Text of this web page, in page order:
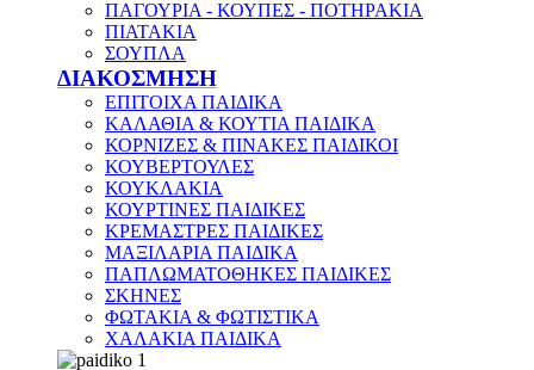
ΠΑΓΟΥΡΙΑ - ΚΟΥΠΕΣ - ΠΟΤΗΡΑΚΙΑ
ΠΙΑΤΑΚΙΑ
ΣΟΥΠΛΑ
ΔΙΑΚΟΣΜΗΣΗ
ΕΠΙΤΟΙΧΑ ΠΑΙΔΙΚΑ
ΚΑΛΑΘΙΑ & ΚΟΥΤΙΑ ΠΑΙΔΙΚΑ
ΚΟΡΝΙΖΕΣ & ΠΙΝΑΚΕΣ ΠΑΙΔΙΚΟΙ
ΚΟΥΒΕΡΤΟΥΛΕΣ
ΚΟΥΚΛΑΚΙΑ
ΚΟΥΡΤΙΝΕΣ ΠΑΙΔΙΚΕΣ
ΚΡΕΜΑΣΤΡΕΣ ΠΑΙΔΙΚΕΣ
ΜΑΞΙΛΑΡΙΑ ΠΑΙΔΙΚΑ
ΠΑΠΛΩΜΑΤΟΘΗΚΕΣ ΠΑΙΔΙΚΕΣ
ΣΚΗΝΕΣ
ΦΩΤΑΚΙΑ & ΦΩΤΙΣΤΙΚΑ
ΧΑΛΑΚΙΑ ΠΑΙΔΙΚΑ